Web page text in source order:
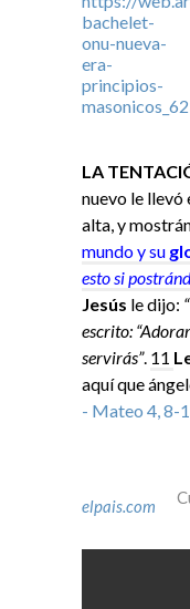
LA
nuevo le llevó
alta, y
mundo y su
esto si
Jesús le dijo: “
escrito:
servirás”. 11
aquí que
- Mateo 4, 8-
elpais.com